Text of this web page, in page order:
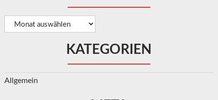
Archiv
KATEGORIEN
Allgemein